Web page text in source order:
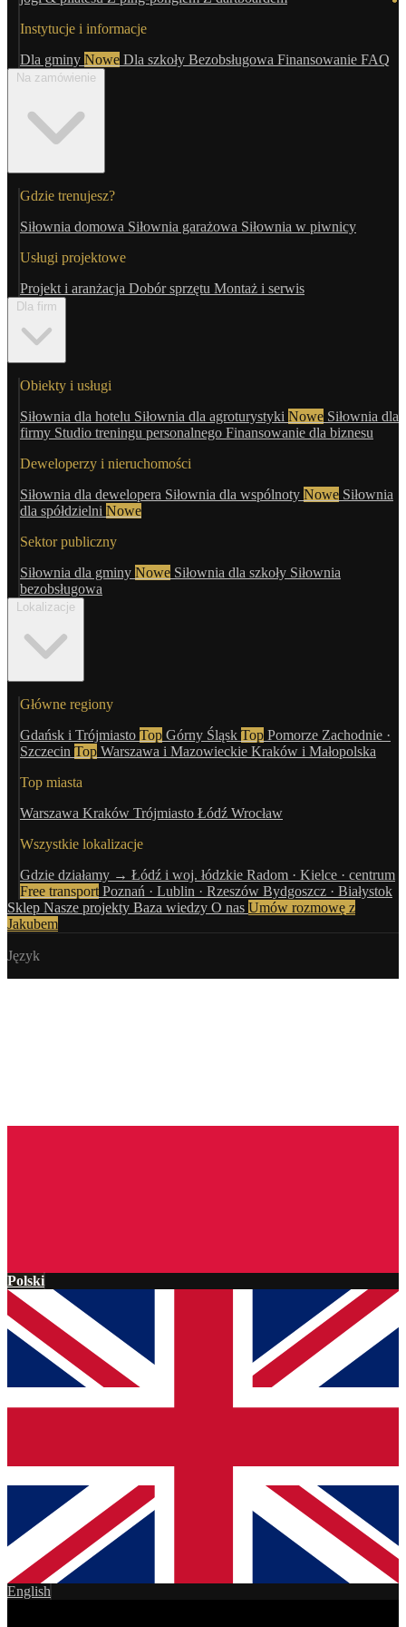
Instytucje i informacje
Dla gminy Nowe Dla szkoły Bezobsługowa Finansowanie FAQ
Na zamówienie
Gdzie trenujesz?
Siłownia domowa Siłownia garażowa Siłownia w piwnicy
Usługi projektowe
Projekt i aranżacja Dobór sprzętu Montaż i serwis
Dla firm
Obiekty i usługi
Siłownia dla hotelu Siłownia dla agroturystyki Nowe Siłownia dla
firmy Studio treningu personalnego Finansowanie dla biznesu
Deweloperzy i nieruchomości
Siłownia dla dewelopera Siłownia dla wspólnoty Nowe Siłownia
dla spółdzielni Nowe
Sektor publiczny
Siłownia dla gminy Nowe Siłownia dla szkoły Siłownia
bezobsługowa
Lokalizacje
Główne regiony
Gdańsk i Trójmiasto Top Górny Śląsk Top Pomorze Zachodnie ·
Szczecin Top Warszawa i Mazowieckie Kraków i Małopolska
Top miasta
Warszawa Kraków Trójmiasto Łódź Wrocław
Wszystkie lokalizacje
Gdzie działamy → Łódź i woj. łódzkie Radom · Kielce · centrum
Free transport Poznań · Lublin · Rzeszów Bydgoszcz · Białystok
Sklep Nasze projekty Baza wiedzy O nas Umów rozmowę z
Jakubem
Język
Polski
English